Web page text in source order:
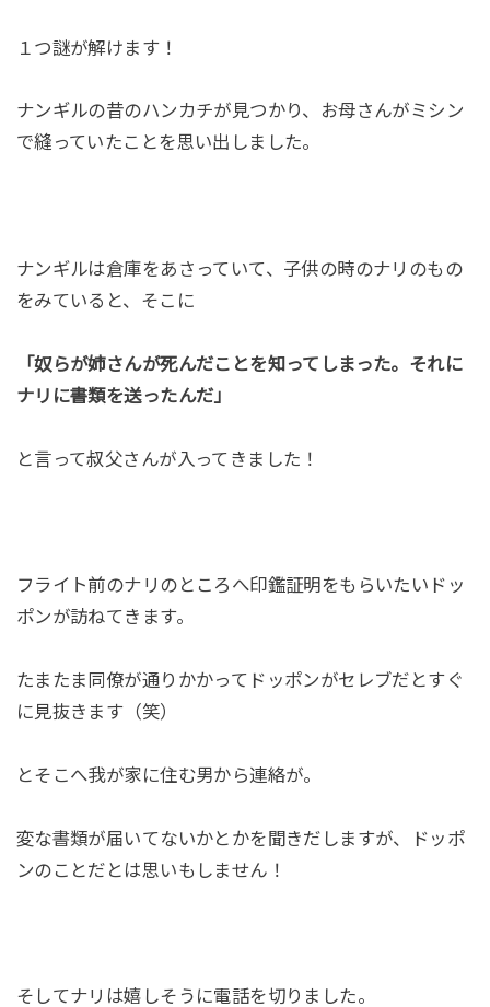
１つ謎が解けます！
ナンギルの昔のハンカチが見つかり、お母さんがミシン
で縫っていたことを思い出しました。
ナンギルは倉庫をあさっていて、子供の時のナリのもの
をみていると、そこに
「奴らが姉さんが死んだことを知ってしまった。それに
ナリに書類を送ったんだ」
と言って叔父さんが入ってきました！
フライト前のナリのところへ印鑑証明をもらいたいドッ
ポンが訪ねてきます。
たまたま同僚が通りかかってドッポンがセレブだとすぐ
に見抜きます（笑）
とそこへ我が家に住む男から連絡が。
変な書類が届いてないかとかを聞きだしますが、ドッポ
ンのことだとは思いもしません！
そしてナリは嬉しそうに電話を切りました。